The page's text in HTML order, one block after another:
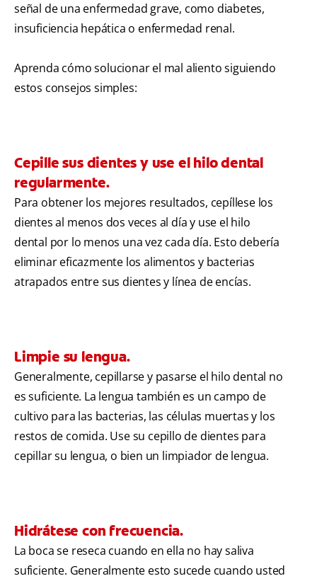
señal de una enfermedad grave, como diabetes,
insuficiencia hepática o enfermedad renal.
Aprenda cómo solucionar el mal aliento siguiendo
estos consejos simples:
Cepille sus dientes y use el hilo dental
regularmente.
Para obtener los mejores resultados, cepíllese los
dientes al menos dos veces al día y use el hilo
dental por lo menos una vez cada día. Esto debería
eliminar eficazmente los alimentos y bacterias
atrapados entre sus dientes y línea de encías.
Limpie su lengua.
Generalmente, cepillarse y pasarse el hilo dental no
es suficiente. La lengua también es un campo de
cultivo para las bacterias, las células muertas y los
restos de comida. Use su cepillo de dientes para
cepillar su lengua, o bien un limpiador de lengua.
Hidrátese con frecuencia.
La boca se reseca cuando en ella no hay saliva
suficiente. Generalmente esto sucede cuando usted